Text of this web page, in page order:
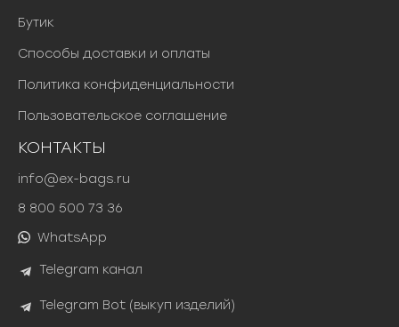
Бутик
Способы доставки и оплаты
Политика конфиденциальности
Пользовательское соглашение
КОНТАКТЫ
info@ex-bags.ru
8 800 500 73 36
WhatsApp
Telegram канал
Telegram Bot (выкуп изделий)